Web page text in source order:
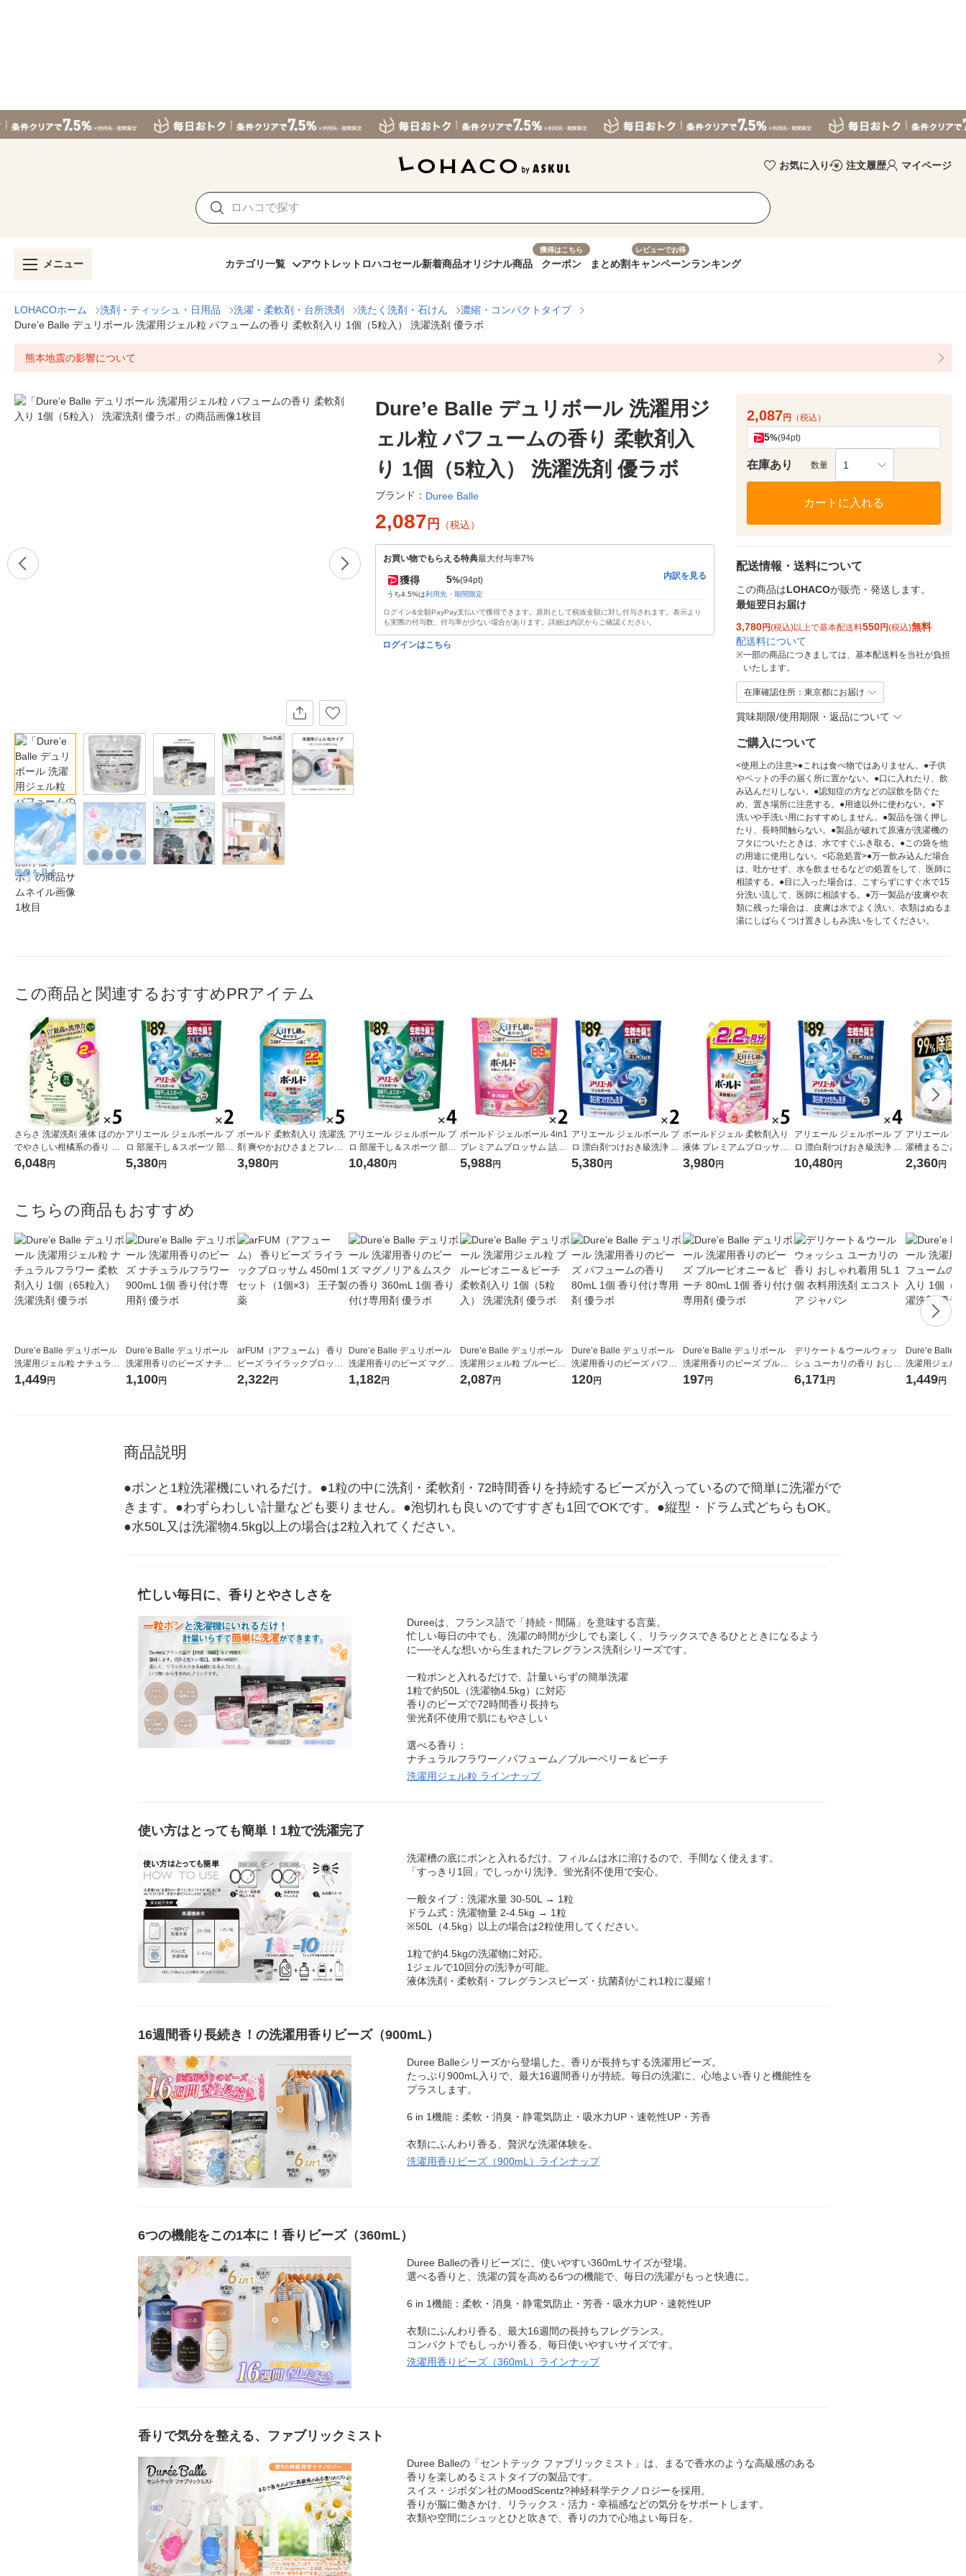
お気に入り 注文履歴 マイページ
メニュー カテゴリ一覧 アウトレット ロハコセール新着商品オリジナル商品
獲得はこちら
クーポン まとめ割
レビューでお得
キャンペーンランキング
LOHACOホーム 洗剤・ティッシュ・日用品 洗濯・柔軟剤・台所洗剤 洗たく洗剤・石けん
濃縮・コンパクトタイプ
Dure’e Balle デュリボール 洗濯用ジェル粒 パフュームの香り 柔軟剤入り 1個（5粒入） 洗濯洗剤 優ラボ
熊本地震の影響について
画像を見る
Dure’e Balle デュリボール 洗濯用ジ
ェル粒 パフュームの香り 柔軟剤入
り 1個（5粒入） 洗濯洗剤 優ラボ
ブランド： Duree Balle
2,087 円 （税込）
お買い物でもらえる特典最大付与率7%
獲得 5%(94pt)
うち4.5%は利用先・期間限定
内訳を見る
ログイン&全額PayPay支払いで獲得できます。原則として税抜金額に対し付与されます。表示より
も実際の付与数、付与率が少ない場合があります。詳細は内訳からご確認ください。
ログインはこちら
2,087円 （税込）
5%(94pt)
在庫あり 数量 1
カートに入れる
配送情報・送料について
この商品はLOHACOが販売・発送します。
最短翌日お届け
3,780円(税込)以上で基本配送料550円(税込)無料
配送料について
※一部の商品につきましては、基本配送料を当社が負担
いたします。
在庫確認住所：東京都にお届け
賞味期限/使用期限・返品について
ご購入について
<使用上の注意>●これは食べ物ではありません。●子供
やペットの手の届く所に置かない。●口に入れたり、飲
み込んだりしない。●認知症の方などの誤飲を防ぐた
め、置き場所に注意する。●用途以外に使わない。●下
洗いや手洗い用におすすめしません。●製品を強く押し
たり、長時間触らない。●製品が破れて原液が洗濯機の
フタについたときは、水ですぐふき取る。●この袋を他
の用途に使用しない。<応急処置>●万一飲み込んだ場合
は、吐かせず、水を飲ませるなどの処置をして、医師に
相談する。●目に入った場合は、こすらずにすぐ水で15
分洗い流して、医師に相談する。●万一製品が皮膚や衣
類に残った場合は、皮膚は水でよく洗い、衣類はぬるま
湯にしばらくつけ置きしもみ洗いをしてください。
この商品と関連するおすすめPRアイテム
さらさ 洗濯洗剤 液体 ほのか
でやさしい柑橘系の香り 詰
め替え ウルトラジャンボ 14
6,048円
アリエール ジェルボール プ
ロ 部屋干し＆スポーツ 部屋
干しでもさわやかな香り 詰
5,380円
ボールド 柔軟剤入り 洗濯洗
剤 爽やかおひさまとフレッ
シュサボンの香り 詰め替え
3,980円
アリエール ジェルボール プ
ロ 部屋干し＆スポーツ 部屋
干しでもさわやかな香り 詰
10,480円
ボールド ジェルボール 4in1
プレミアムブロッサム 詰め
替え テラジャンボ 1セット
5,988円
アリエール ジェルボール プ
ロ 漂白剤つけおき級洗浄 清
潔でさわやかな香り 詰め替
5,380円
ボールドジェル 柔軟剤入り
液体 プレミアムブロッサム
詰め替え ウルトラジャンボ
3,980円
アリエール ジェルボール プ
ロ 漂白剤つけおき級洗浄 清
潔でさわやかな香り 詰め替
10,480円
アリエール 洗
濯槽まるごと
減 スッキリひ
2,360円
こちらの商品もおすすめ
Dure’e Balle デュリボール
洗濯用ジェル粒 ナチュラル
フラワー 柔軟剤入り 1個（6
1,449円
Dure’e Balle デュリボール
洗濯用香りのビーズ ナチュ
ラルフラワー 900mL 1個 香
1,100円
arFUM（アフューム） 香り
ビーズ ライラックブロッサ
ム 450ml 1セット（1個×3）
2,322円
Dure’e Balle デュリボール
洗濯用香りのビーズ マグノ
リア＆ムスクの香り 360mL
1,182円
Dure’e Balle デュリボール
洗濯用ジェル粒 ブルーピオ
ニー＆ピーチ 柔軟剤入り 1
2,087円
Dure’e Balle デュリボール
洗濯用香りのビーズ パフュ
ームの香り 80mL 1個 香り付
120円
Dure’e Balle デュリボール
洗濯用香りのビーズ ブルー
ピオニー＆ピーチ 80mL 1個
197円
デリケート＆ウールウォッ
シュ ユーカリの香り おしゃ
れ着用 5L 1個 衣料用洗剤 エ
6,171円
Dure’e Balle
洗濯用ジェル
の香り 柔軟剤
1,449円
商品説明
●ポンと1粒洗濯機にいれるだけ。●1粒の中に洗剤・柔軟剤・72時間香りを持続するビーズが入っているので簡単に洗濯がで
きます。●わずらわしい計量なども要りません。●泡切れも良いのですすぎも1回でOKです。●縦型・ドラム式どちらもOK。
●水50L又は洗濯物4.5kg以上の場合は2粒入れてください。
忙しい毎日に、香りとやさしさを
Dureeは、フランス語で「持続・間隔」を意味する言葉。
忙しい毎日の中でも、洗濯の時間が少しでも楽しく、リラックスできるひとときになるよう
に──そんな想いから生まれたフレグランス洗剤シリーズです。
一粒ポンと入れるだけで、計量いらずの簡単洗濯
1粒で約50L（洗濯物4.5kg）に対応
香りのビーズで72時間香り長持ち
蛍光剤不使用で肌にもやさしい
選べる香り：
ナチュラルフラワー／パフューム／ブルーベリー＆ピーチ
洗濯用ジェル粒 ラインナップ
使い方はとっても簡単！1粒で洗濯完了
洗濯槽の底にポンと入れるだけ。フィルムは水に溶けるので、手間なく使えます。
「すっきり1回」でしっかり洗浄。蛍光剤不使用で安心。
一般タイプ：洗濯水量 30-50L → 1粒
ドラム式：洗濯物量 2-4.5kg → 1粒
※50L（4.5kg）以上の場合は2粒使用してください。
1粒で約4.5kgの洗濯物に対応。
1ジェルで10回分の洗浄が可能。
液体洗剤・柔軟剤・フレグランスビーズ・抗菌剤がこれ1粒に凝縮！
16週間香り長続き！の洗濯用香りビーズ（900mL）
Duree Balleシリーズから登場した、香りが長持ちする洗濯用ビーズ。
たっぷり900mL入りで、最大16週間香りが持続。毎日の洗濯に、心地よい香りと機能性を
プラスします。
6 in 1機能：柔軟・消臭・静電気防止・吸水力UP・速乾性UP・芳香
衣類にふんわり香る、贅沢な洗濯体験を。
洗濯用香りビーズ（900mL）ラインナップ
6つの機能をこの1本に！香りビーズ（360mL）
Duree Balleの香りビーズに、使いやすい360mLサイズが登場。
選べる香りと、洗濯の質を高める6つの機能で、毎日の洗濯がもっと快適に。
6 in 1機能：柔軟・消臭・静電気防止・芳香・吸水力UP・速乾性UP
衣類にふんわり香る、最大16週間の長持ちフレグランス。
コンパクトでもしっかり香る、毎日使いやすいサイズです。
洗濯用香りビーズ（360mL）ラインナップ
香りで気分を整える、ファブリックミスト
Duree Balleの「セントテック ファブリックミスト」は、まるで香水のような高級感のある
香りを楽しめるミストタイプの製品です。
スイス・ジボダン社のMoodScentz?神経科学テクノロジーを採用。
香りが脳に働きかけ、リラックス・活力・幸福感などの気分をサポートします。
衣類や空間にシュッとひと吹きで、香りの力で心地よい毎日を。